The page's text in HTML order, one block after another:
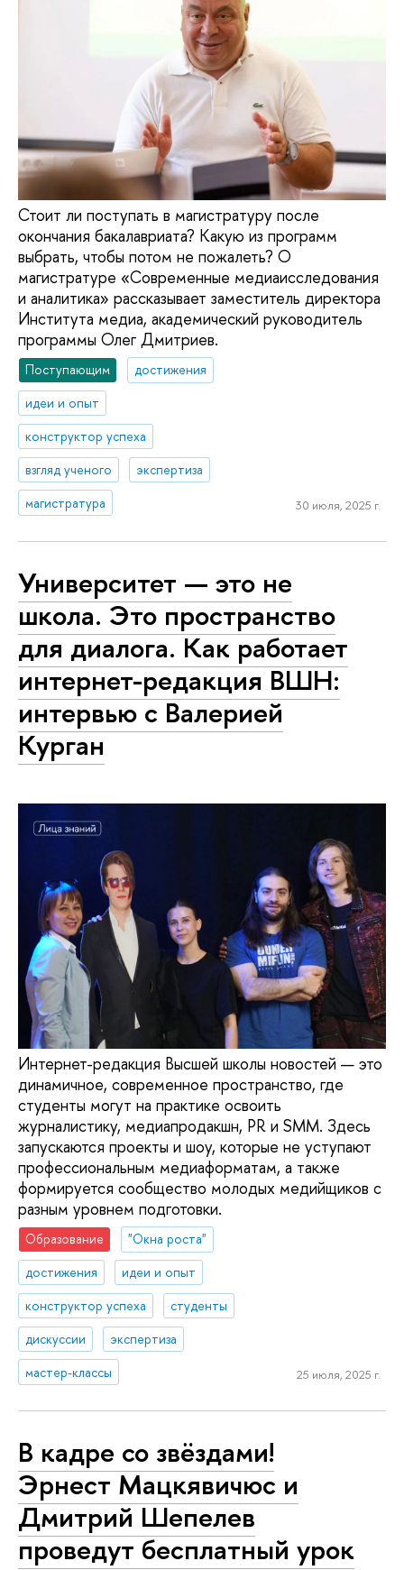
Стоит ли поступать в магистратуру после
окончания бакалавриата? Какую из программ
выбрать, чтобы потом не пожалеть? О
магистратуре «Современные медиаисследования
и аналитика» рассказывает заместитель директора
Института медиа, академический руководитель
программы Олег Дмитриев.
Поступающим
достижения
идеи и опыт
конструктор успеха
взгляд ученого
экспертиза
магистратура
30 июля, 2025 г.
Университет — это не
школа. Это пространство
для диалога. Как работает
интернет-редакция ВШН:
интервью с Валерией
Курган
Интернет-редакция Высшей школы новостей — это
динамичное, современное пространство, где
студенты могут на практике освоить
журналистику, медиапродакшн, PR и SMM. Здесь
запускаются проекты и шоу, которые не уступают
профессиональным медиаформатам, а также
формируется сообщество молодых медийщиков с
разным уровнем подготовки.
Образование
"Окна роста"
достижения
идеи и опыт
конструктор успеха
студенты
дискуссии
экспертиза
мастер-классы
25 июля, 2025 г.
В кадре со звёздами!
Эрнест Мацкявичюс и
Дмитрий Шепелев
проведут бесплатный урок